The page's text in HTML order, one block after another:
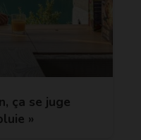
ça se juge
»